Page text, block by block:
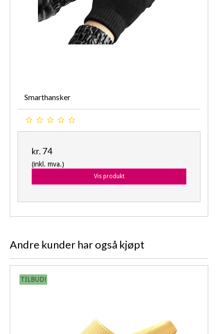
Smarthansker
kr. 74
(inkl. mva.)
Vis produkt
Andre kunder har også kjøpt
TILBUD!